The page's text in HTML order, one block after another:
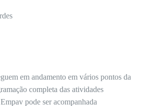
em andamento em vários pontos da
completa das atividades
pode ser acompanhada